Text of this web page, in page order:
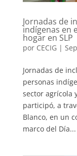
Jornadas de
indígenas en
hogar en SLP
por CECIG |
Jornadas de
personas
sector agrícola
participó, a
Blanco, en un
marco del Día...